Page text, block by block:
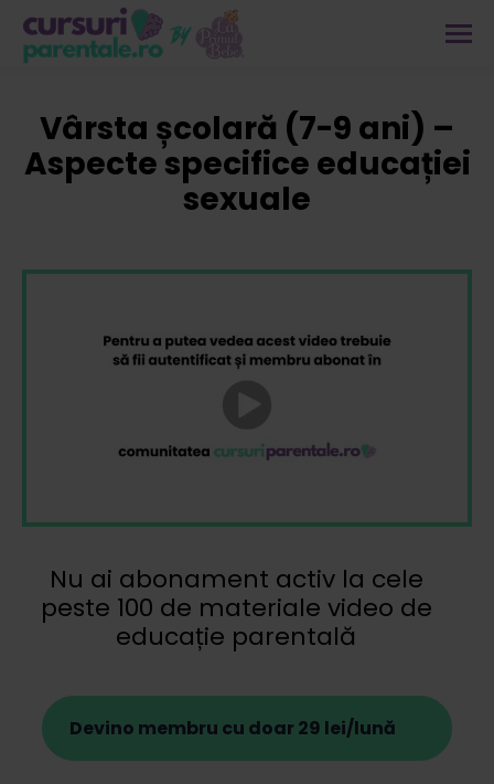
Vârsta școlară (7-9 ani) –
Aspecte specifice educației
sexuale
Nu ai abonament activ la cele
peste 100 de materiale video de
educație parentală
Devino membru cu doar 29 lei/lună